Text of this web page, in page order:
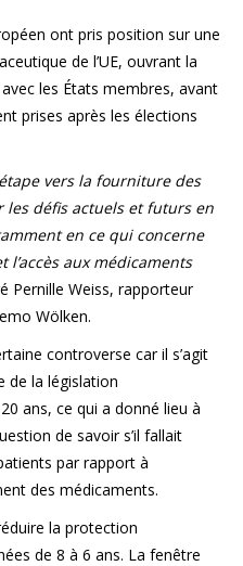
ont pris position sur une
de l’UE, ouvrant la
les États membres, avant
prises après les élections
étape vers la fourniture des
les défis actuels et futurs en
en ce qui concerne
l’accès aux médicaments
Pernille Weiss, rapporteur
Wölken.
controverse car il s’agit
de la législation
ans, ce qui a donné lieu à
de savoir s’il fallait
par rapport à
des médicaments.
la protection
de 8 à 6 ans. La fenêtre